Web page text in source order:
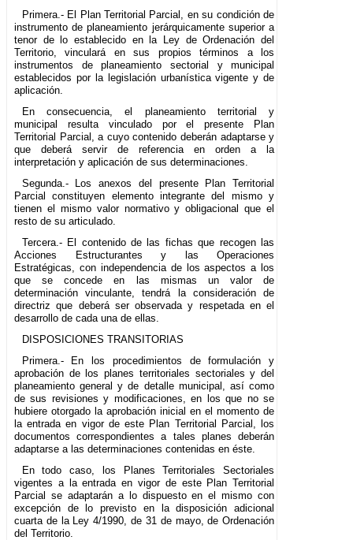
Primera.- El Plan Territorial Parcial, en su condición de
instrumento de planeamiento jerárquicamente superior a
tenor de lo establecido en la Ley de Ordenación del
Territorio, vinculará en sus propios términos a los
instrumentos de planeamiento sectorial y municipal
establecidos por la legislación urbanística vigente y de
aplicación.
En consecuencia, el planeamiento territorial y
municipal resulta vinculado por el presente Plan
Territorial Parcial, a cuyo contenido deberán adaptarse y
que deberá servir de referencia en orden a la
interpretación y aplicación de sus determinaciones.
Segunda.- Los anexos del presente Plan Territorial
Parcial constituyen elemento integrante del mismo y
tienen el mismo valor normativo y obligacional que el
resto de su articulado.
Tercera.- El contenido de las fichas que recogen las
Acciones Estructurantes y las Operaciones
Estratégicas, con independencia de los aspectos a los
que se concede en las mismas un valor de
determinación vinculante, tendrá la consideración de
directriz que deberá ser observada y respetada en el
desarrollo de cada una de ellas.
DISPOSICIONES TRANSITORIAS
Primera.- En los procedimientos de formulación y
aprobación de los planes territoriales sectoriales y del
planeamiento general y de detalle municipal, así como
de sus revisiones y modificaciones, en los que no se
hubiere otorgado la aprobación inicial en el momento de
la entrada en vigor de este Plan Territorial Parcial, los
documentos correspondientes a tales planes deberán
adaptarse a las determinaciones contenidas en éste.
En todo caso, los Planes Territoriales Sectoriales
vigentes a la entrada en vigor de este Plan Territorial
Parcial se adaptarán a lo dispuesto en el mismo con
excepción de lo previsto en la disposición adicional
cuarta de la Ley 4/1990, de 31 de mayo, de Ordenación
del Territorio.